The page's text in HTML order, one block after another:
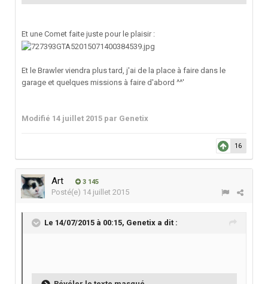
Et une Comet faite juste pour le plaisir :
Et le Brawler viendra plus tard, j'ai de la place à faire dans le
garage et quelques missions à faire d'abord ^^'
Modifié 14 juillet 2015 par Genetix
16
Art 3 145
Posté(e) 14 juillet 2015
Le 14/07/2015 à 00:15, Genetix a dit :